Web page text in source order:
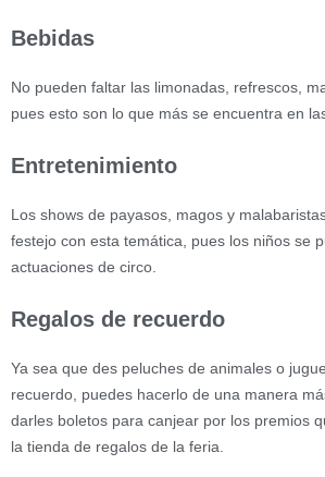
Bebidas
No pueden faltar las limonadas, refrescos,
pues esto son lo que más se encuentra en
Entretenimiento
Los shows de payasos, magos y
festejo con esta temática, pues los niños se
actuaciones de circo.
Regalos de recuerdo
Ya sea que des peluches de animales o
recuerdo, puedes hacerlo de una manera
darles boletos para canjear por los premios
la tienda de regalos de la feria.